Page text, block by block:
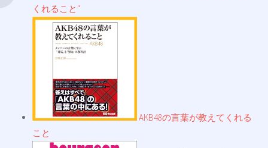
くれること"
AKB48の言葉が教えてくれる
こと